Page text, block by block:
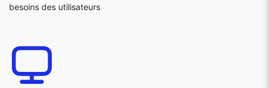
besoins des utilisateurs